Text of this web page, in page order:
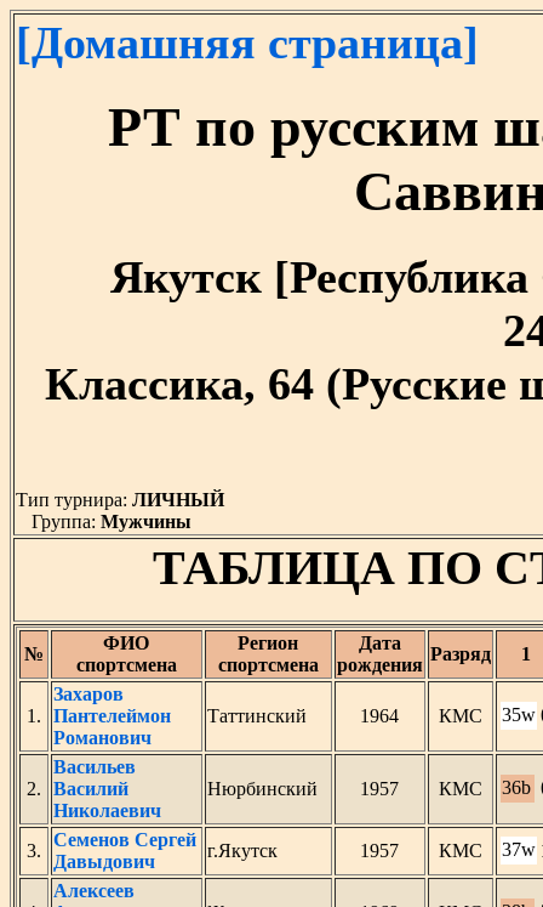
[Домашняя страница]
РТ по русским
Якутск
Классика, 64
Тип турнира: ЛИЧНЫЙ
Группа: Мужчины
ТАБЛИЦА ПО
№
ФИО
спортсмена
Регион
спортсмена
Дата
рождения
Разряд 1
1.
Захаров
Пантелеймон
Романович
Таттинский 1964 КМС 35w
2.
Васильев
Василий
Николаевич
Нюрбинский 1957 КМС 36b
3.
Семенов Сергей
Давыдович
г.Якутск 1957 КМС 37w
Алексеев